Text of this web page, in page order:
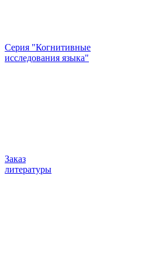
Серия "Когнитивные
исследования языка"
Заказ
литературы